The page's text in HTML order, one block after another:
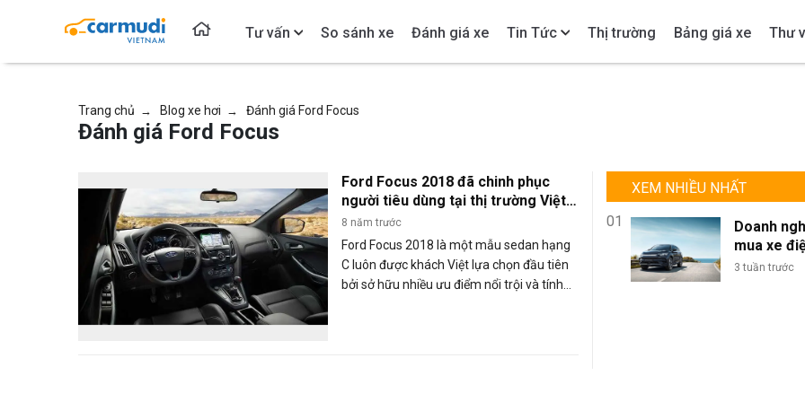
Tư vấn So sánh xe Đánh giá xe Tin Tức Thị trường Bảng giá xe Thư
Trang chủ → Blog xe hơi → Đánh giá Ford Focus
Đánh giá Ford Focus
Ford Focus 2018 đã chinh phục
người tiêu dùng tại thị trường Việt
Nam như thế nào?
8 năm trước
Ford Focus 2018 là một mẫu sedan hạng
C luôn được khách Việt lựa chọn đầu tiên
bởi sở hữu nhiều ưu điểm nổi trội và tính
XEM NHIỀU NHẤT
01
Doanh
mua xe
lượng lớn:
3 tuần trước